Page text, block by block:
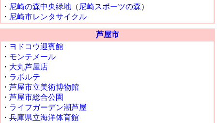
・ 尼崎の森中央緑地 （ 尼崎スポーツの森）
・ 尼崎市レンタサイクル
芦屋市
・ ヨドコウ迎賓館
・ モンテメール
・ 大丸芦屋店
・ ラポルテ
・ 芦屋市立美術博物館
・ 芦屋市総合公園
・ ライフガーデン潮芦屋
・ 兵庫県立海洋体育館